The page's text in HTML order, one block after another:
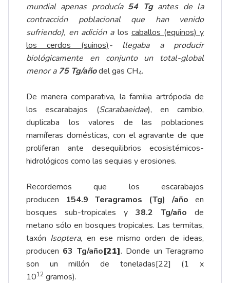
mundial apenas producía 54 Tgantes de la
contracción poblacional que han venido
sufriendo), en adición a los caballos (equinos) y
los cerdos (suinos)- llegaba a producir
biológicamente en conjunto un total-global
menor a 75 Tg/añodel gas CH4.
De manera comparativa, la familia artrópoda de
los escarabajos (Scarabaeidae), en cambio,
duplicaba los valores de las poblaciones
mamíferas domésticas, con el agravante de que
proliferan ante desequilibrios ecosistémicos-
hidrológicos como las sequias y erosiones.
Recordemos que los escarabajos
producen 154.9 Teragramos (Tg) /año en
bosques sub-tropicales y 38.2 Tg/año de
metano sólo en bosques tropicales. Las termitas,
taxón Isoptera, en ese mismo orden de ideas,
producen 63 Tg/año[21]. Donde un Teragramo
son un millón de toneladas[22] (1 x
1012 gramos).